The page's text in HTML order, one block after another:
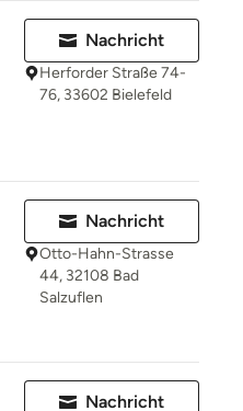
Nachricht
Herforder Straße 74-
76, 33602 Bielefeld
Nachricht
Otto-Hahn-Strasse
44, 32108 Bad
Salzuflen
Nachricht